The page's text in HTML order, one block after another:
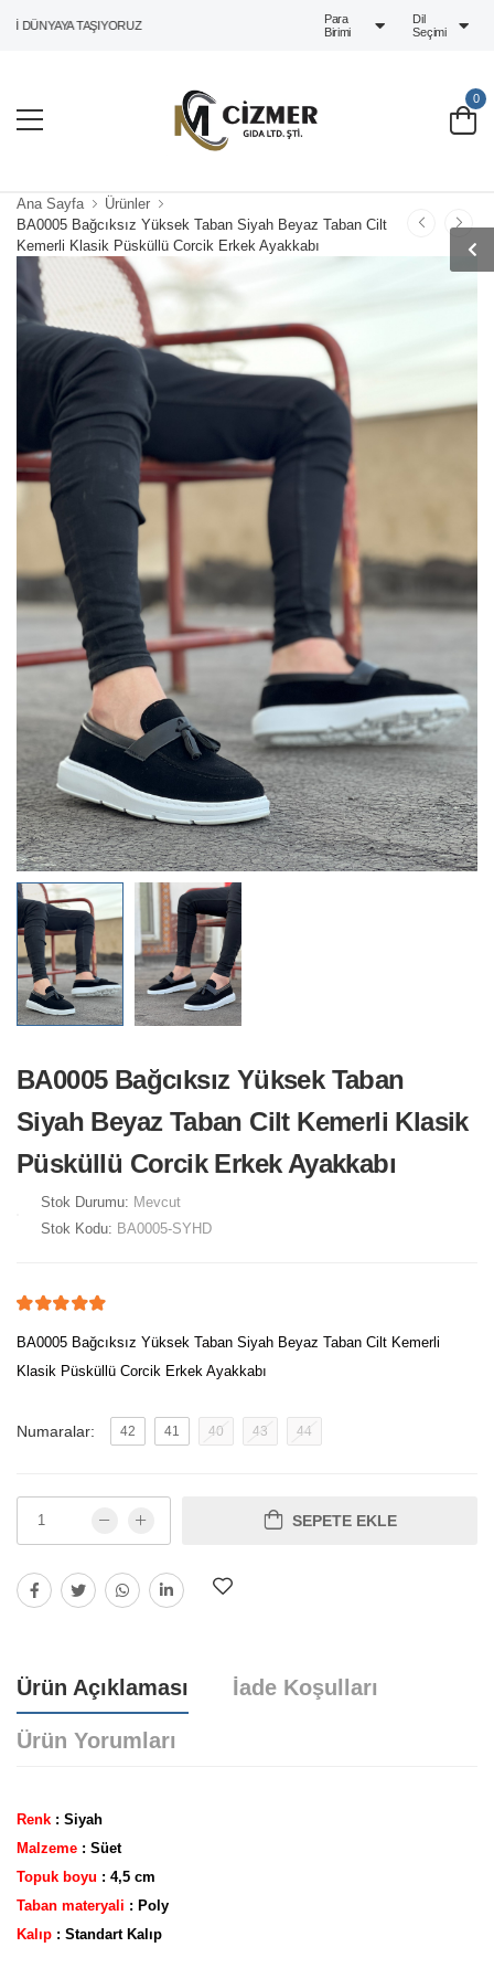
TAŞIYORUZ
Para
Birimi
Dil
Seçimi
0
Ana Sayfa
Ürünler
BA0005 Bağcıksız Yüksek Taban Siyah Beyaz Taban Cilt
Kemerli Klasik Püsküllü Corcik Erkek Ayakkabı
BA0005 Bağcıksız Yüksek Taban
Siyah Beyaz Taban Cilt Kemerli Klasik
Püsküllü Corcik Erkek Ayakkabı
Stok Durumu: Mevcut
Stok Kodu: BA0005-SYHD
BA0005 Bağcıksız Yüksek Taban Siyah Beyaz Taban Cilt Kemerli
Klasik Püsküllü Corcik Erkek Ayakkabı
Numaralar: 42 41 40 43 44
SEPETE EKLE
Ürün Açıklaması İade Koşulları
Ürün Yorumları
Renk : Siyah
Malzeme : Süet
Topuk boyu : 4,5 cm
Taban materyali : Poly
Kalıp : Standart Kalıp
Yorum bulunamadı..